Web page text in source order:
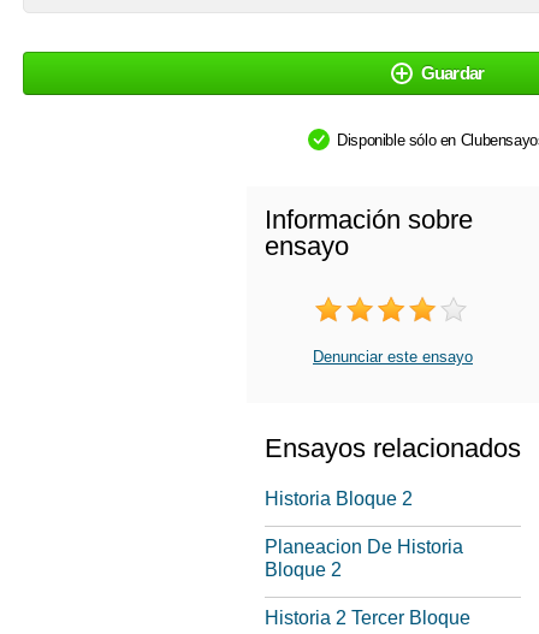
Guardar
Disponible sólo en
Información sobre
ensayo
Denunciar este ensayo
Ensayos relacionados
Historia Bloque 2
Planeacion De Historia
Bloque 2
Historia 2 Tercer Bloque